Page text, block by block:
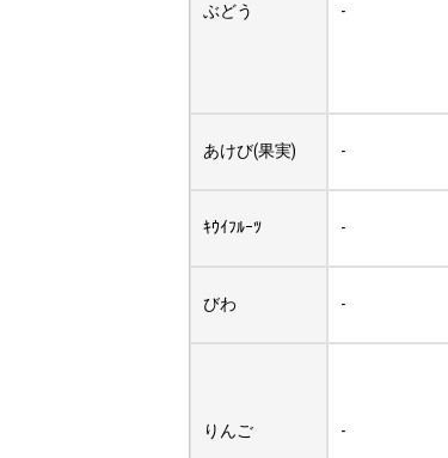
ぶどう -
あけび(果実) -
ｷｳｲﾌﾙｰﾂ -
びわ -
りんご -